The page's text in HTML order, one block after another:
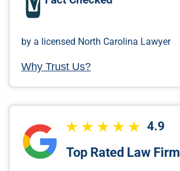
by a licensed North Carolina Lawyer
Why Trust Us?
4.9
Top Rated Law Firm